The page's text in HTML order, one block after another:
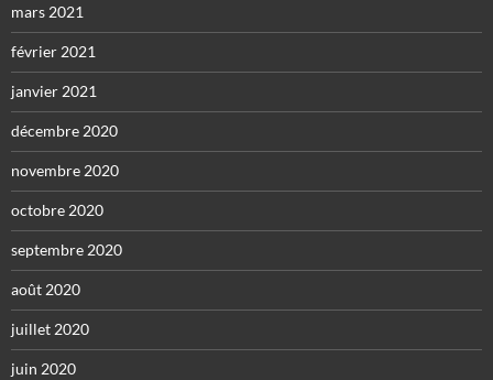
mars 2021
février 2021
janvier 2021
décembre 2020
novembre 2020
octobre 2020
septembre 2020
août 2020
juillet 2020
juin 2020